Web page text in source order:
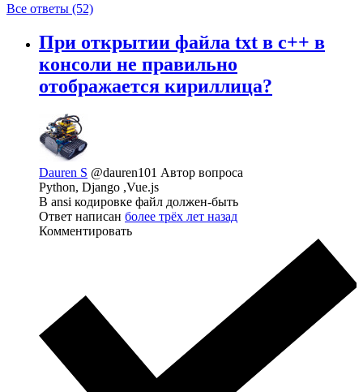
Все ответы (52)
При открытии файла txt в c++ в
консоли не правильно
отображается кириллица?
Dauren S @dauren101 Автор вопроса
Python, Django ,Vue.js
В ansi кодировке файл должен-быть
Ответ написан более трёх лет назад
Комментировать